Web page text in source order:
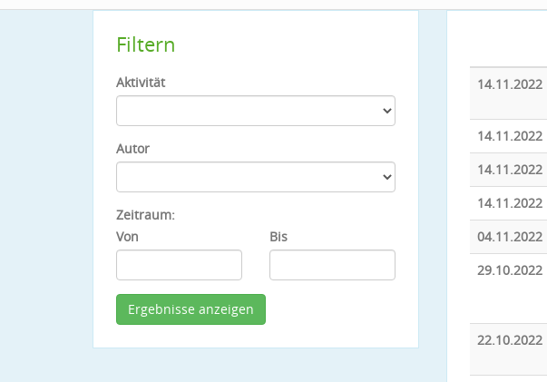
Filtern
Aktivität
Autor
Zeitraum:
Von
Bis
14.11.2022
14.11.2022
14.11.2022
14.11.2022
04.11.2022
29.10.2022
22.10.2022